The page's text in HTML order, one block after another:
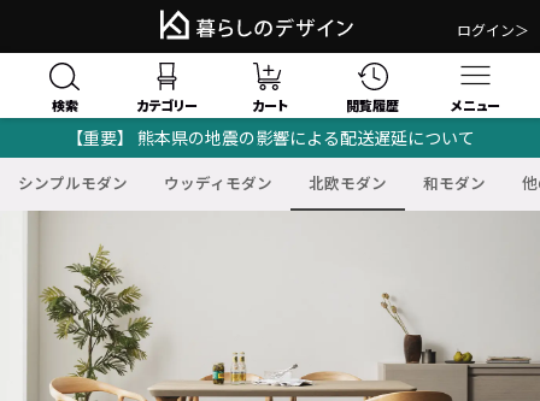
ログイン＞
検索 カテゴリー カート 閲覧履歴 メニュー
【重要】 熊本県の地震の影響による配送遅延について
シンプルモダン ウッディモダン 北欧モダン 和モダン